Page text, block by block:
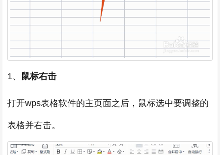
1、 鼠标右击
打开wps表格软件的主页面之后，鼠标选中要调整的
表格并右击。